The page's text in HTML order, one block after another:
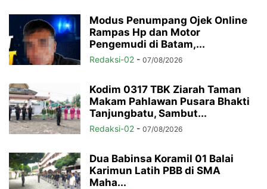
Modus Penumpang Ojek Online
Rampas Hp dan Motor
Pengemudi di Batam,...
Redaksi-02 - 07/08/2026
Kodim 0317 TBK Ziarah Taman
Makam Pahlawan Pusara Bhakti
Tanjungbatu, Sambut...
Redaksi-02 - 07/08/2026
Dua Babinsa Koramil 01 Balai
Karimun Latih PBB di SMA
Maha...